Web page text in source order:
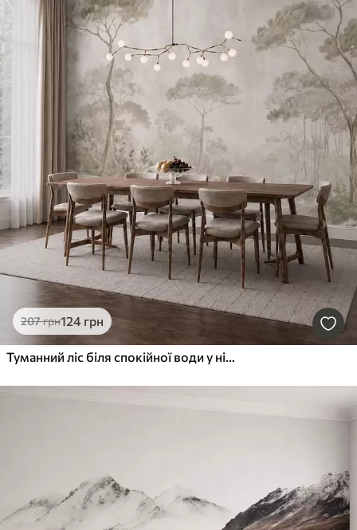
207грн124 грн
Туманний ліс біля спокійної води у ніжних природних пастельних тонах